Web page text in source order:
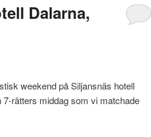
Dalarna,
weekend på Siljansnäs hotell
rätters middag som vi matchade